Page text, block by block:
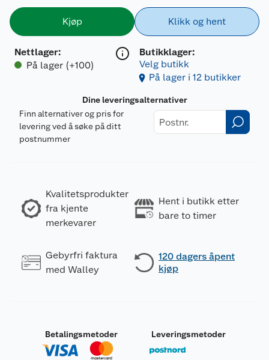
Kjøp
Nettlager:
På lager (+100)
Klikk og hent
Butikklager:
Velg butikk
På lager i 12 butikker
Dine leveringsalternativer
Finn alternativer og pris for
levering ved å søke på ditt
postnummer
Kvalitetsprodukter
fra kjente
merkevarer
Hent i butikk etter
bare to timer
Gebyrfri faktura
med Walley
120 dagers åpent
kjøp
Betalingsmetoder Leveringsmetoder